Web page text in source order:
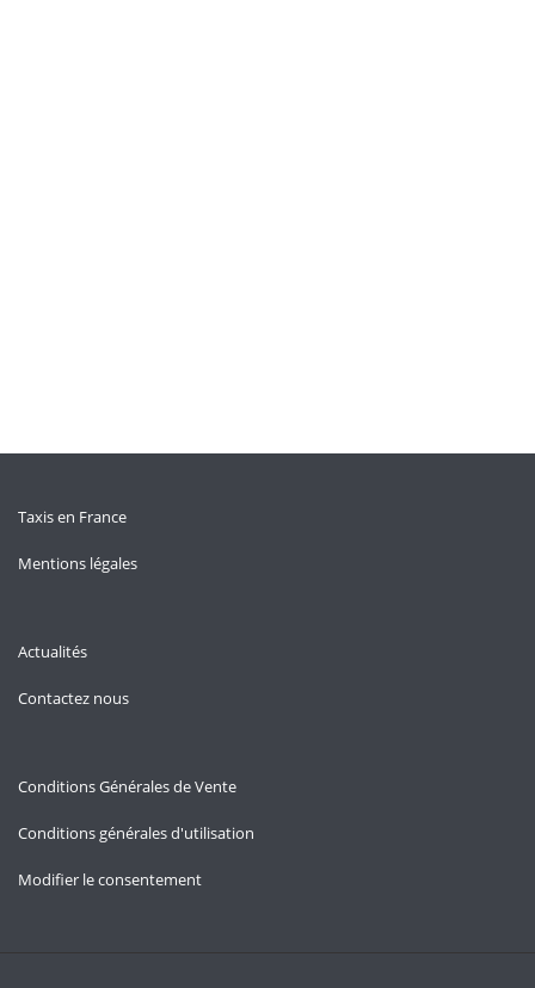
Taxis en France
Mentions légales
Actualités
Contactez nous
Conditions Générales de Vente
Conditions générales d'utilisation
Modifier le consentement